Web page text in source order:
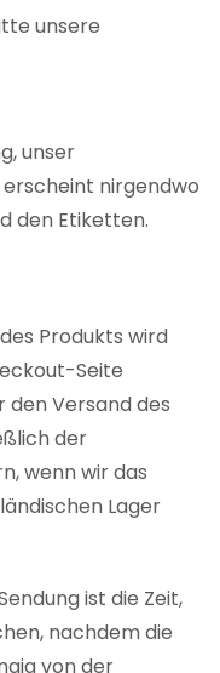
unsere
unser
erscheint nirgendwo
den Etiketten.
Produkts wird
Seite
den Versand des
der
wenn wir das
Lager
ist die Zeit,
nachdem die
von der